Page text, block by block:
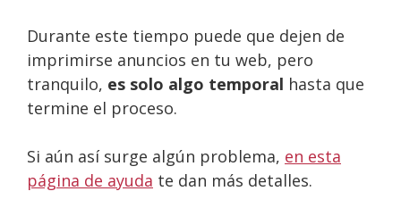
Durante este tiempo puede que dejen de
imprimirse anuncios en tu web, pero
tranquilo, es solo algo temporal hasta que
termine el proceso.
Si aún así surge algún problema, en esta
página de ayuda te dan más detalles.